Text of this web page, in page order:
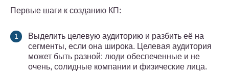
Первые шаги к созданию КП:
Выделить целевую аудиторию и разбить её на
сегменты, если она широка. Целевая аудитория
может быть разной: люди обеспеченные и не
очень, солидные компании и физические лица.